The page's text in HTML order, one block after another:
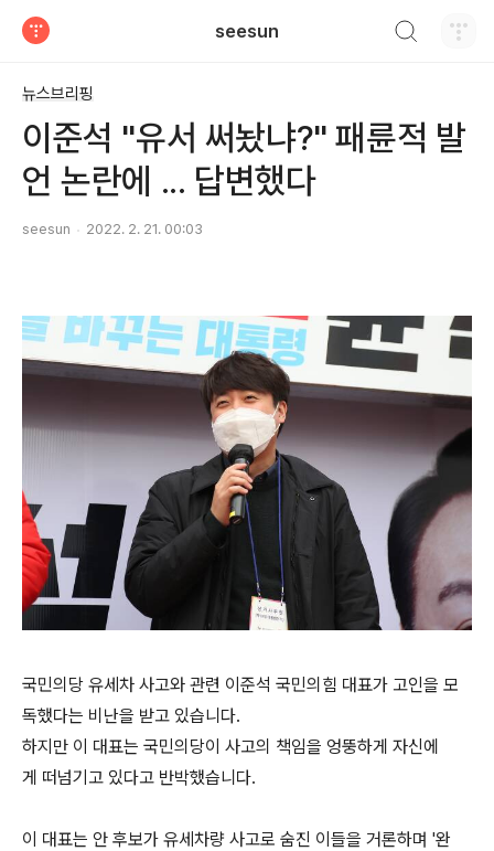
seesun
뉴스브리핑
이준석 "유서 써놨냐?" 패륜적 발
언 논란에 ... 답변했다
seesun 2022. 2. 21. 00:03
국민의당 유세차 사고와 관련 이준석 국민의힘 대표가 고인을 모
독했다는 비난을 받고 있습니다.
하지만 이 대표는 국민의당이 사고의 책임을 엉뚱하게 자신에
게 떠넘기고 있다고 반박했습니다.
이 대표는 안 후보가 유세차량 사고로 숨진 이들을 거론하며 '완